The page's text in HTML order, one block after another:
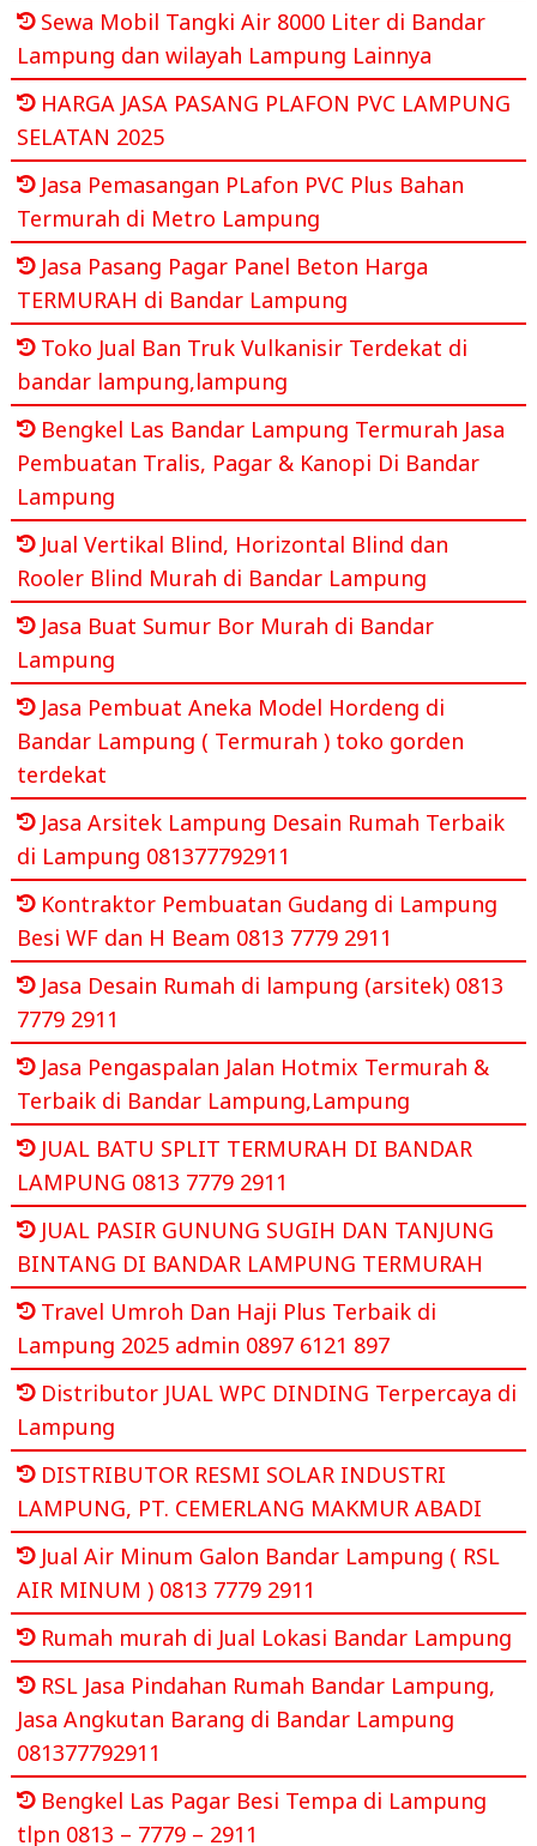
Sewa Mobil Tangki Air 8000 Liter di Bandar
Lampung dan wilayah Lampung Lainnya
HARGA JASA PASANG PLAFON PVC LAMPUNG
SELATAN 2025
Jasa Pemasangan PLafon PVC Plus Bahan
Termurah di Metro Lampung
Jasa Pasang Pagar Panel Beton Harga
TERMURAH di Bandar Lampung
Toko Jual Ban Truk Vulkanisir Terdekat di
bandar lampung,lampung
Bengkel Las Bandar Lampung Termurah Jasa
Pembuatan Tralis, Pagar & Kanopi Di Bandar
Lampung
Jual Vertikal Blind, Horizontal Blind dan
Rooler Blind Murah di Bandar Lampung
Jasa Buat Sumur Bor Murah di Bandar
Lampung
Jasa Pembuat Aneka Model Hordeng di
Bandar Lampung ( Termurah ) toko gorden
terdekat
Jasa Arsitek Lampung Desain Rumah Terbaik
di Lampung 081377792911
Kontraktor Pembuatan Gudang di Lampung
Besi WF dan H Beam 0813 7779 2911
Jasa Desain Rumah di lampung (arsitek) 0813
7779 2911
Jasa Pengaspalan Jalan Hotmix Termurah &
Terbaik di Bandar Lampung,Lampung
JUAL BATU SPLIT TERMURAH DI BANDAR
LAMPUNG 0813 7779 2911
JUAL PASIR GUNUNG SUGIH DAN TANJUNG
BINTANG DI BANDAR LAMPUNG TERMURAH
Travel Umroh Dan Haji Plus Terbaik di
Lampung 2025 admin 0897 6121 897
Distributor JUAL WPC DINDING Terpercaya di
Lampung
DISTRIBUTOR RESMI SOLAR INDUSTRI
LAMPUNG, PT. CEMERLANG MAKMUR ABADI
Jual Air Minum Galon Bandar Lampung ( RSL
AIR MINUM ) 0813 7779 2911
Rumah murah di Jual Lokasi Bandar Lampung
RSL Jasa Pindahan Rumah Bandar Lampung,
Jasa Angkutan Barang di Bandar Lampung
081377792911
Bengkel Las Pagar Besi Tempa di Lampung
tlpn 0813 – 7779 – 2911